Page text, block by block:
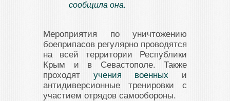
сообщила она.
Мероприятия по уничтожению
боеприпасов регулярно проводятся
на всей территории Республики
Крым и в Севастополе. Также
проходят учения военных и
антидиверсионные тренировки с
участием отрядов самообороны.